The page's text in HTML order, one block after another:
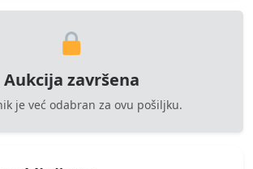
Aukcija završena
je već odabran za ovu pošiljku.